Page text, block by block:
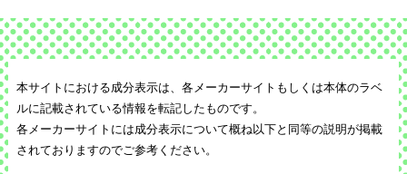
本サイトにおける成分表示は、各メーカーサイトもしくは本体のラベ
ルに記載されている情報を転記したものです。
各メーカーサイトには成分表示について概ね以下と同等の説明が掲載
されておりますのでご参考ください。